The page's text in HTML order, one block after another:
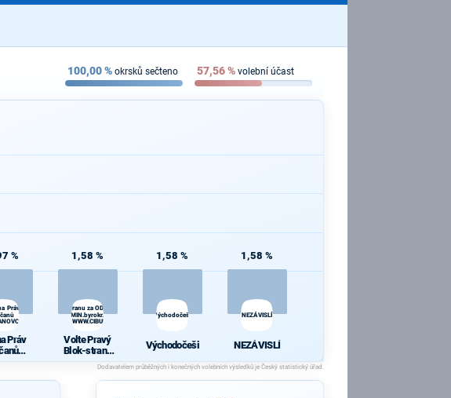
100,00% okrsků sečteno 57,56% volební účast
%
Práv
Práv
1,58 %
Volte Pravý Blok-stranu za ODVOLAT.polit.,NÍZKÉ
daně,VYROVN.rozp.,MIN.byrokr.,SPRAV.just.,PŘÍMOU
demokr. WWW.CIBULKA.NET
Volte Pravý
Blok-stranu
za
ODVOLAT.poli
t.,NÍZKÉ
1,58 %
Východočeši
Východočeši
1,58 %
NEZÁVISLÍ
NEZÁVISLÍ